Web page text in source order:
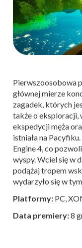
Pierwszoosobowa
głównej mierze
zagadek, których
także o eksploracji,
ekspedycji męża
istniała na
Engine 4, co
wyspy. Wciel się w
podążaj tropem
wydarzyło się w
Platformy: PC,
Data premiery:8